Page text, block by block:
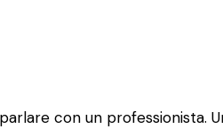
con un professionista.